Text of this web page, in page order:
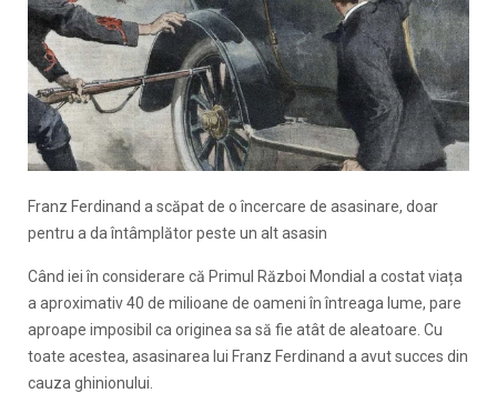
Franz Ferdinand a scăpat de o încercare de asasinare, doar
pentru a da întâmplător peste un alt asasin
Când iei în considerare că Primul Război Mondial a costat viața
a aproximativ 40 de milioane de oameni în întreaga lume, pare
aproape imposibil ca originea sa să fie atât de aleatoare. Cu
toate acestea, asasinarea lui Franz Ferdinand a avut succes din
cauza ghinionului.